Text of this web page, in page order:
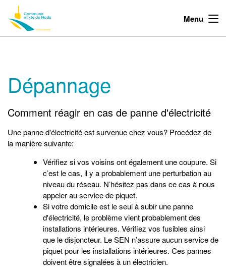
Menu
Dépannage
Comment réagir en cas de panne d'électricité
Une panne d'électricité est survenue chez vous? Procédez de
la manière suivante:
Vérifiez si vos voisins ont également une coupure. Si
c’est le cas, il y a probablement une perturbation au
niveau du réseau. N’hésitez pas dans ce cas à nous
appeler au service de piquet.
Si votre domicile est le seul à subir une panne
d'électricité, le problème vient probablement des
installations intérieures. Vérifiez vos fusibles ainsi
que le disjoncteur. Le SEN n’assure aucun service de
piquet pour les installations intérieures. Ces pannes
doivent être signalées à un électricien.